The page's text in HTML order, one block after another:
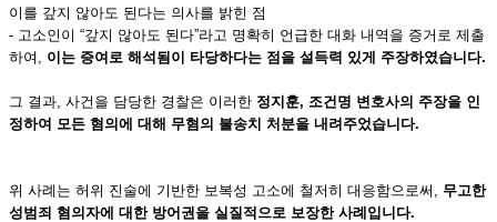
이를 갚지 않아도 된다는 의사를 밝힌 점
- 고소인이 “갚지 않아도 된다”라고 명확히 언급한 대화 내역을 증거로 제출
하여, 이는 증여로 해석됨이 타당하다는 점을 설득력 있게 주장하였습니다.
그 결과, 사건을 담당한 경찰은 이러한 정지훈, 조건명 변호사의 주장을 인
정하여 모든 혐의에 대해 무혐의 불송치 처분을 내려주었습니다.
위 사례는 허위 진술에 기반한 보복성 고소에 철저히 대응함으로써, 무고한
성범죄 혐의자에 대한 방어권을 실질적으로 보장한 사례입니다.